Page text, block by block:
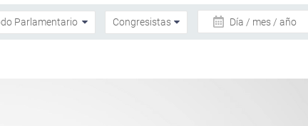
Día / mes / año